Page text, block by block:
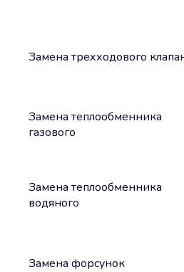
Замена трехходового
Замена теплообменника
газового
Замена теплообменника
водяного
Замена форсунок